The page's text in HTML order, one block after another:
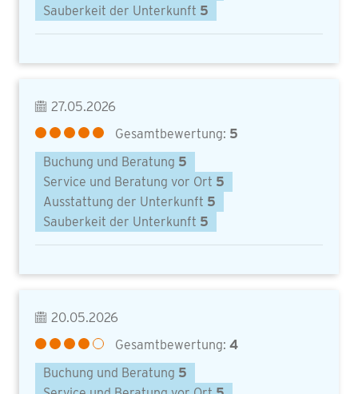
Sauberkeit der Unterkunft 5
27.05.2026
Gesamtbewertung: 5
Buchung und Beratung 5
Service und Beratung vor Ort 5
Ausstattung der Unterkunft 5
Sauberkeit der Unterkunft 5
20.05.2026
Gesamtbewertung: 4
Buchung und Beratung 5